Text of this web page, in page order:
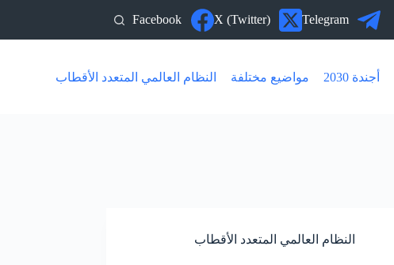
Telegram
X (Twitter)
Facebook
أجندة 2030 مواضيع مختلفة النظام العالمي المتعدد الأقطاب
النظام العالمي المتعدد الأقطاب